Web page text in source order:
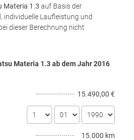
Materia 1.3 auf Basis der
individuelle Laufleistung und
dieser Berechnung nicht
Materia 1.3 ab dem Jahr2016
15.490,00 €
15.000 km